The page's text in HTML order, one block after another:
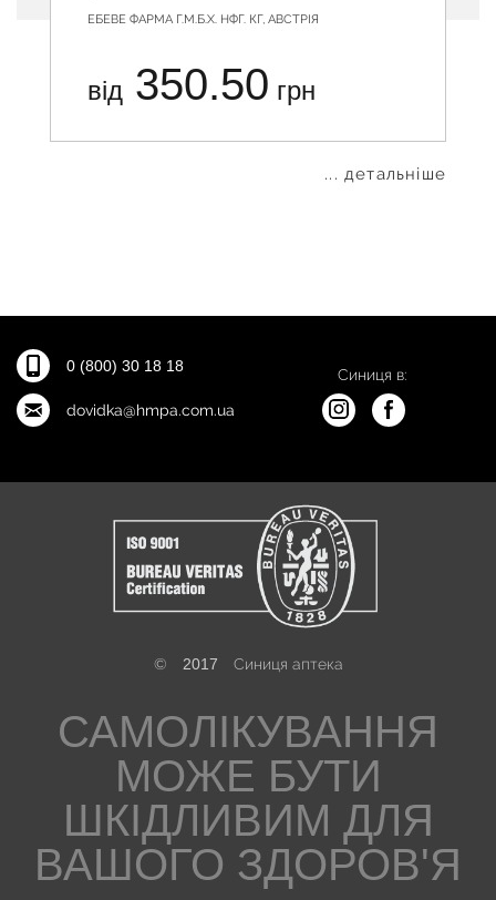
ЕБЕВЕ ФАРМА Г.М.Б.Х. НФГ. КГ, АВСТРІЯ
від 350.50 грн
... детальніше
0 (800) 30 18 18
dovidka@hmpa.com.ua
Синиця в:
© 2017 Синиця аптека
САМОЛІКУВАННЯ
МОЖЕ БУТИ
ШКІДЛИВИМ ДЛЯ
ВАШОГО ЗДОРОВ'Я